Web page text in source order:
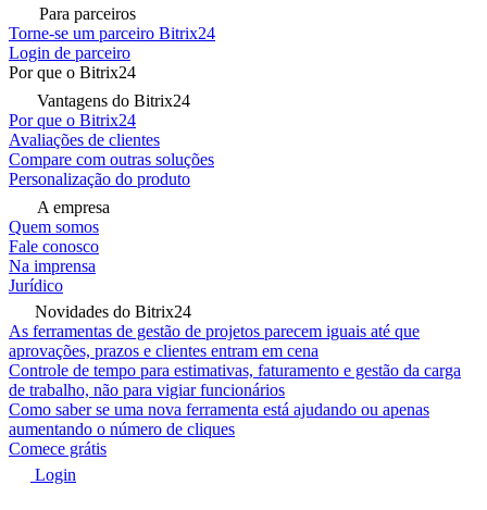
Para parceiros
Torne-se um parceiro Bitrix24
Login de parceiro
Por que o Bitrix24
Vantagens do Bitrix24
Por que o Bitrix24
Avaliações de clientes
Compare com outras soluções
Personalização do produto
A empresa
Quem somos
Fale conosco
Na imprensa
Jurídico
Novidades do Bitrix24
As ferramentas de gestão de projetos parecem iguais até que
aprovações, prazos e clientes entram em cena
Controle de tempo para estimativas, faturamento e gestão da carga
de trabalho, não para vigiar funcionários
Como saber se uma nova ferramenta está ajudando ou apenas
aumentando o número de cliques
Comece grátis
Login